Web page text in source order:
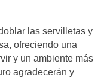
las servilletas y
ofreciendo una
y un ambiente más
agradecerán y